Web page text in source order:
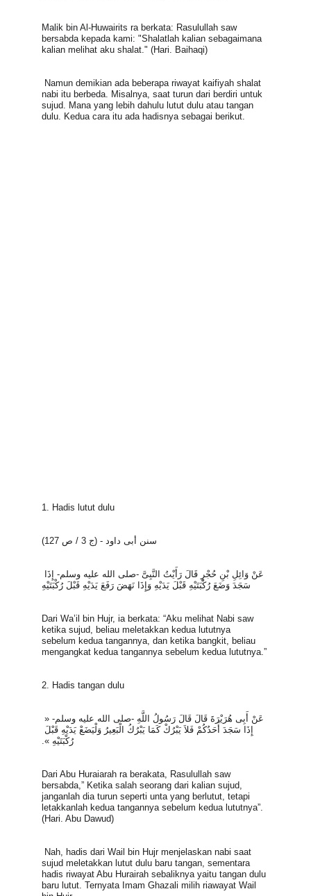
Malik bin Al-Huwairits ra berkata: Rasulullah saw
bersabda kepada kami: "Shalatlah kalian sebagaimana
kalian melihat aku shalat." (Hari. Baihaqi)
nabi itu berbeda. Misalnya, saat turun dari berdiri untuk
sujud. Mana yang lebih dahulu lutut dulu atau tangan
dulu. Kedua cara itu ada hadisnya sebagai berikut.
1. Hadis lutut dulu
سنن أبى داود - (ج 3 / ص 127)
عَنْ وَائِلِ بْنِ حُجْرٍ قَالَ رَأَيْتُ النَّبِىَّ -صلى الله عليه وسلم- إِذَا
سَجَدَ وَضَعَ رُكْبَتَيْهِ قَبْلَ يَدَيْهِ وَإِذَا نَهَضَ رَفَعَ يَدَيْهِ قَبْلَ رُكْبَتَيْهِ
Dari Wa’il bin Hujr, ia berkata: “Aku melihat Nabi saw
ketika sujud, beliau meletakkan kedua lututnya
sebelum kedua tangannya, dan ketika bangkit, beliau
mengangkat kedua tangannya sebelum kedua lututnya.”
2. Hadis tangan dulu
عَنْ أَبِى هُرَيْرَةَ قَالَ قَالَ رَسُولُ اللَّهِ -صلى الله عليه وسلم- «
إِذَا سَجَدَ أَحَدُكُمْ فَلاَ يَبْرُكْ كَمَا يَبْرُكُ الْبَعِيرُ وَلْيَضَعْ يَدَيْهِ قَبْلَ
رُكْبَتَيْهِ ».
Dari Abu Huraiarah ra berakata, Rasulullah saw
bersabda,” Ketika salah seorang dari kalian sujud,
janganlah dia turun seperti unta yang berlutut, tetapi
letakkanlah kedua tangannya sebelum kedua lututnya”.
(Hari. Abu Dawud)
sujud meletakkan lutut dulu baru tangan, sementara
hadis riwayat Abu Hurairah sebaliknya yaitu tangan dulu
baru lutut. Ternyata Imam Ghazali milih riawayat Wail